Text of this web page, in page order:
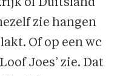
of Duitsland
zie hangen
Of op een wc
Joes’ zie. Dat